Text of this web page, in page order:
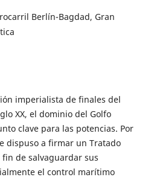
Berlín-Bagdad, Gran
imperialista de finales del
XX, el dominio del Golfo
clave para las potencias. Por
dispuso a firmar un Tratado
de salvaguardar sus
el control marítimo